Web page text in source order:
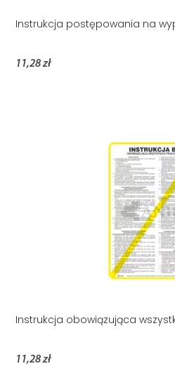
Instrukcja postępowania na
11,28 zł
Instrukcja obowiązująca
11,28 zł